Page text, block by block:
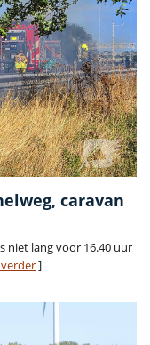
caravan
niet lang voor 16.40 uur
verder]